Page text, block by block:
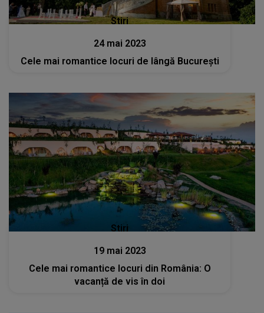
Stiri
24 mai 2023
Cele mai romantice locuri de lângă București
Stiri
19 mai 2023
Cele mai romantice locuri din România: O
vacanță de vis în doi